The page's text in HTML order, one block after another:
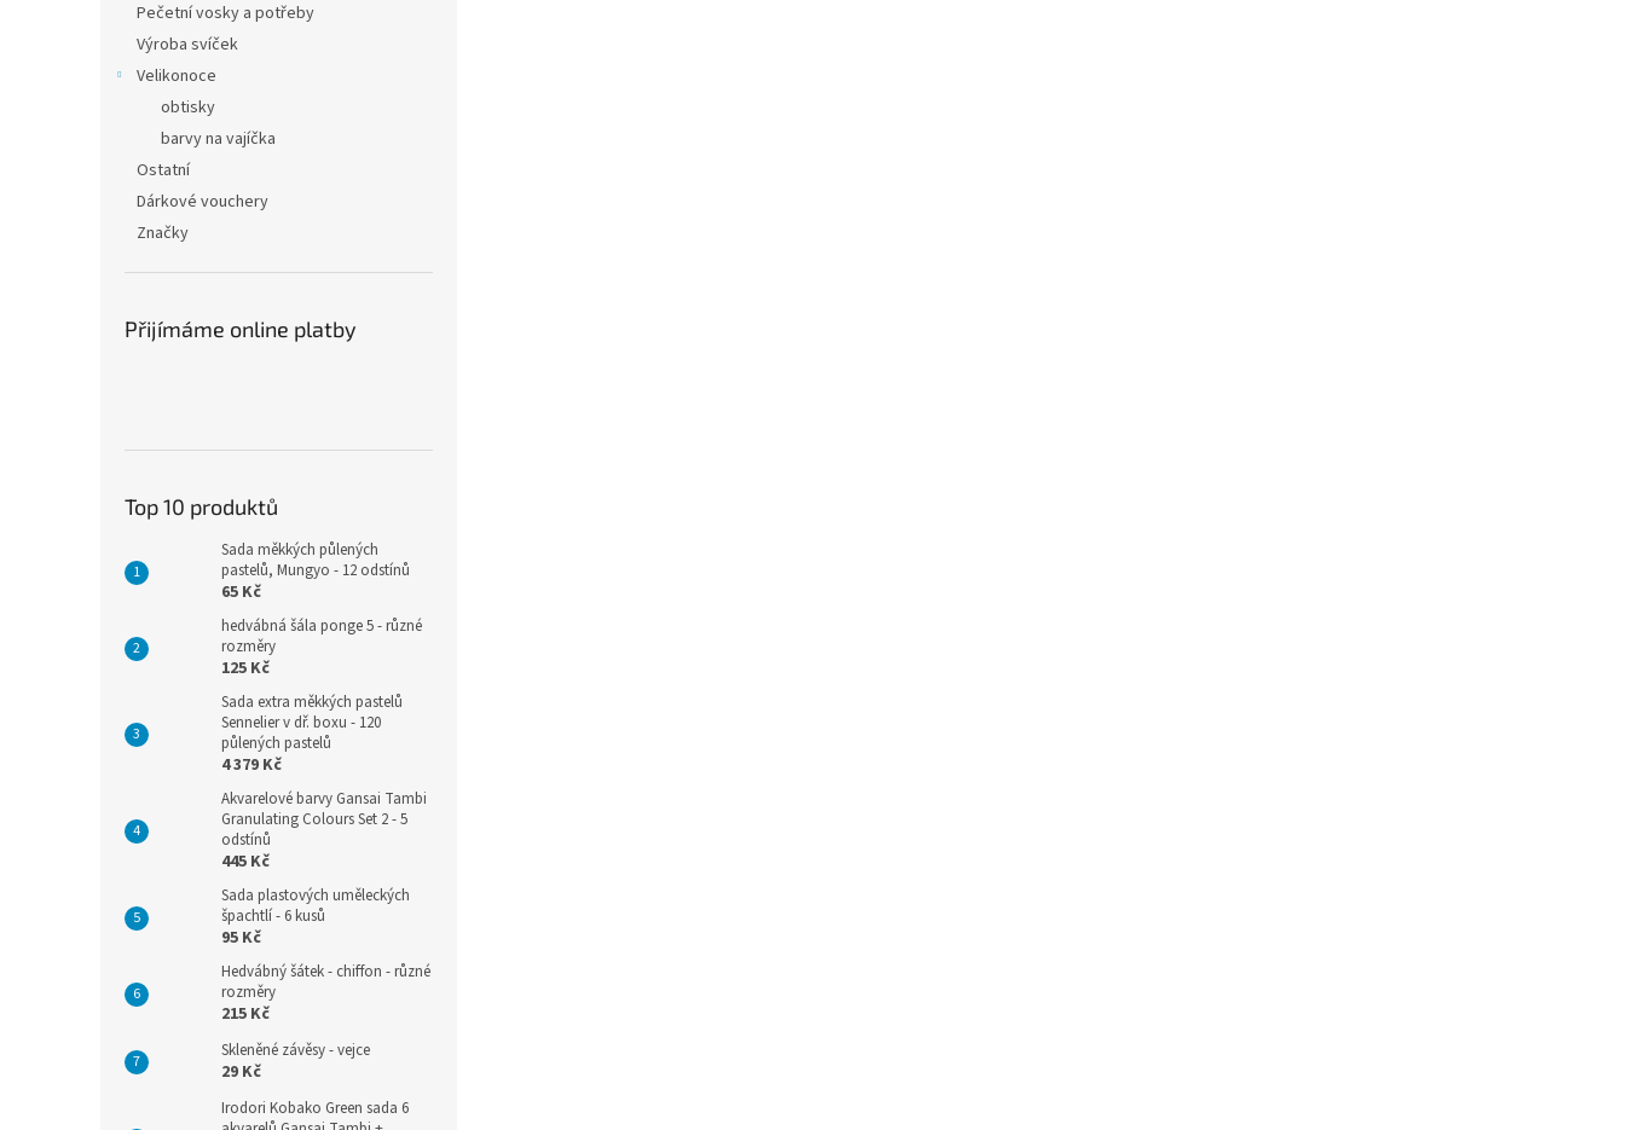
Pečetní vosky a potřeby
Výroba svíček
Velikonoce
obtisky
barvy na vajíčka
Ostatní
Dárkové vouchery
Značky
Přijímáme online platby
Top 10 produktů
Sada měkkých půlených
pastelů, Mungyo - 12 odstínů
65 Kč
hedvábná šála ponge 5 - různé
rozměry
125 Kč
Sada extra měkkých pastelů
Sennelier v dř. boxu - 120
půlených pastelů
4 379 Kč
Akvarelové barvy Gansai Tambi
Granulating Colours Set 2 - 5
odstínů
445 Kč
Sada plastových uměleckých
špachtlí - 6 kusů
95 Kč
Hedvábný šátek - chiffon - různé
rozměry
215 Kč
Skleněné závěsy - vejce
29 Kč
Irodori Kobako Green sada 6